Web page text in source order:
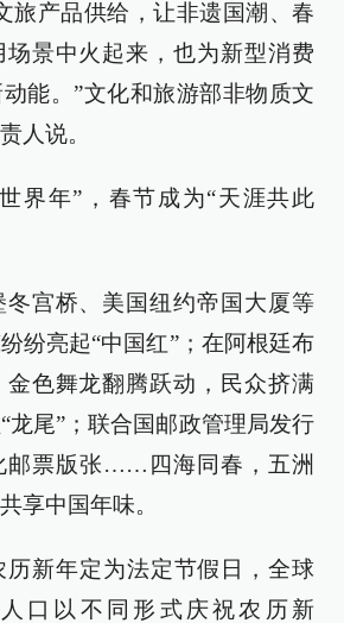
旅产品供给，让非遗国潮、春
景中火起来，也为新型消费
能。”文化和旅游部非物质文
人说。
界年”，春节成为“天涯共此
宫桥、美国纽约帝国大厦等
纷亮起“中国红”；在阿根廷布
色舞龙翻腾跃动，民众挤满
龙尾”；联合国邮政管理局发行
邮票版张……四海同春，五洲
享中国年味。
历新年定为法定节假日，全球
口以不同形式庆祝农历新